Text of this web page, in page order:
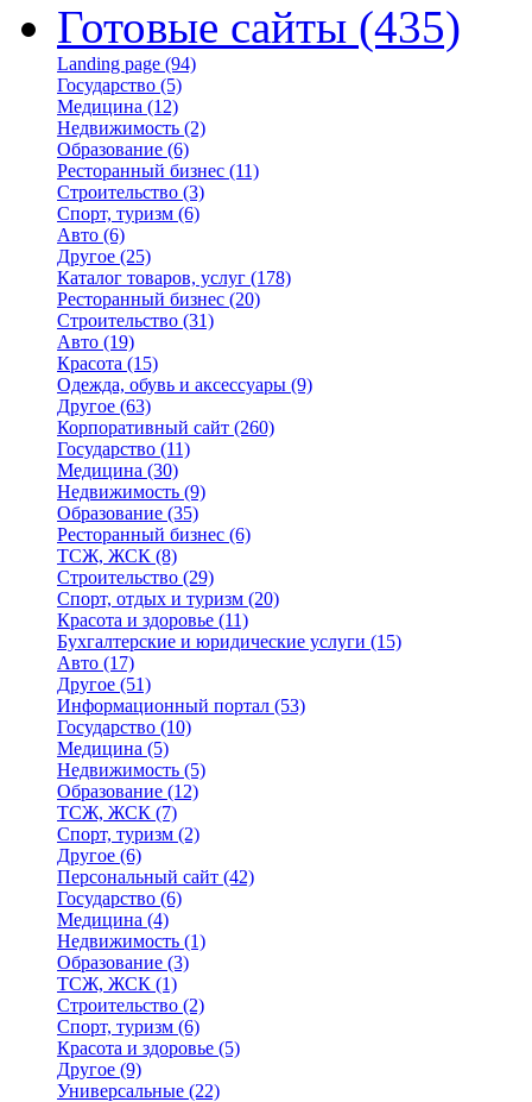
Готовые сайты (435)
Landing page (94)
Государство (5)
Медицина (12)
Недвижимость (2)
Образование (6)
Ресторанный бизнес (11)
Строительство (3)
Спорт, туризм (6)
Авто (6)
Другое (25)
Каталог товаров, услуг (178)
Ресторанный бизнес (20)
Строительство (31)
Авто (19)
Красота (15)
Одежда, обувь и аксессуары (9)
Другое (63)
Корпоративный сайт (260)
Государство (11)
Медицина (30)
Недвижимость (9)
Образование (35)
Ресторанный бизнес (6)
ТСЖ, ЖСК (8)
Строительство (29)
Спорт, отдых и туризм (20)
Красота и здоровье (11)
Бухгалтерские и юридические услуги (15)
Авто (17)
Другое (51)
Информационный портал (53)
Государство (10)
Медицина (5)
Недвижимость (5)
Образование (12)
ТСЖ, ЖСК (7)
Спорт, туризм (2)
Другое (6)
Персональный сайт (42)
Государство (6)
Медицина (4)
Недвижимость (1)
Образование (3)
ТСЖ, ЖСК (1)
Строительство (2)
Спорт, туризм (6)
Красота и здоровье (5)
Другое (9)
Универсальные (22)